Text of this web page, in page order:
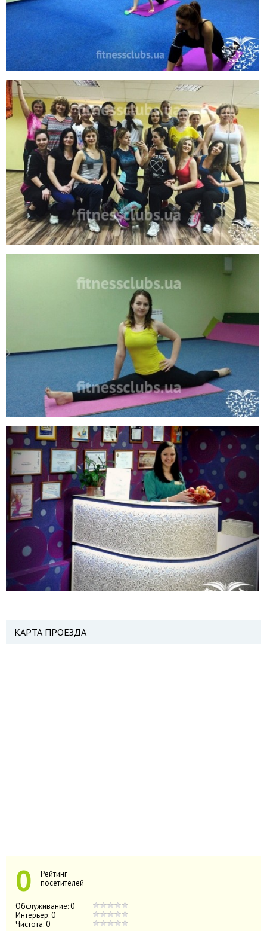
КАРТА ПРОЕЗДА
0
Рейтинг
посетителей
Обслуживание:0
Интерьер:0
Чистота:0